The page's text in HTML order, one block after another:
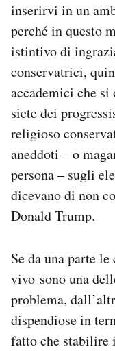
inserirvi in un
perché in questo
istintivo di
conservatrici,
accademici che
siete dei
religioso
aneddoti – o
persona – sugli
dicevano di non
Donald Trump.
Se da una parte
vivo sono una
problema,
dispendiose in
fatto che stabilire